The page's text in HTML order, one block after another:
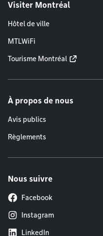
Visiter Montréal
Hôtel de ville
MTLWiFi
Tourisme Montréal
À propos de nous
Avis publics
Règlements
Nous suivre
Facebook
Instagram
LinkedIn